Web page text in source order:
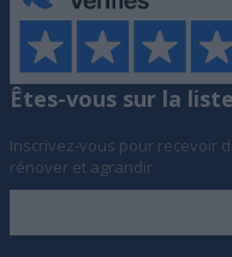
Êtes-vous sur la
Inscrivez-vous pour recevoir
rénover et agrandir